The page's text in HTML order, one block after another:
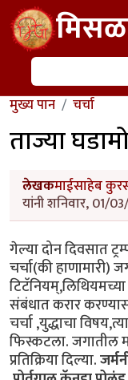
Skip to main content
शोध
मुख्य पान चर्चा
ताज्या
लेखकमाईसाहेब
यांनी शनिवार, 01/
गेल्या दोन दिवसात
चर्चा(की हाणामारी)
संबंधात करार
चर्चा ,युद्धाचा
फिस्कटला. जगातील
प्रतिक्रिया दिल्या.